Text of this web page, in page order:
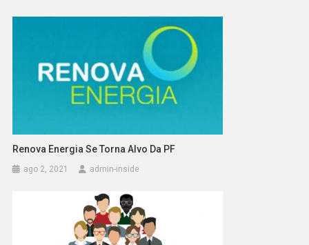
Renova Energia Se Torna Alvo Da PF
ago 2, 2021 admin-inside